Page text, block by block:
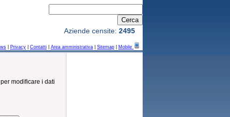
Privacy Contatti Area amministrativa Sitemap Mobile
Aziende censite: 2495
modificare i dati